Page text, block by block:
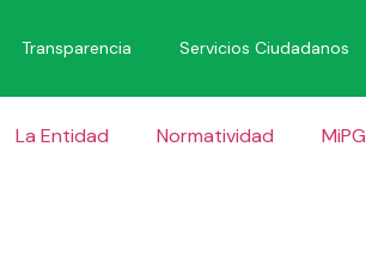
Transparencia Servicios Ciudadanos
La Entidad Normatividad MiPG